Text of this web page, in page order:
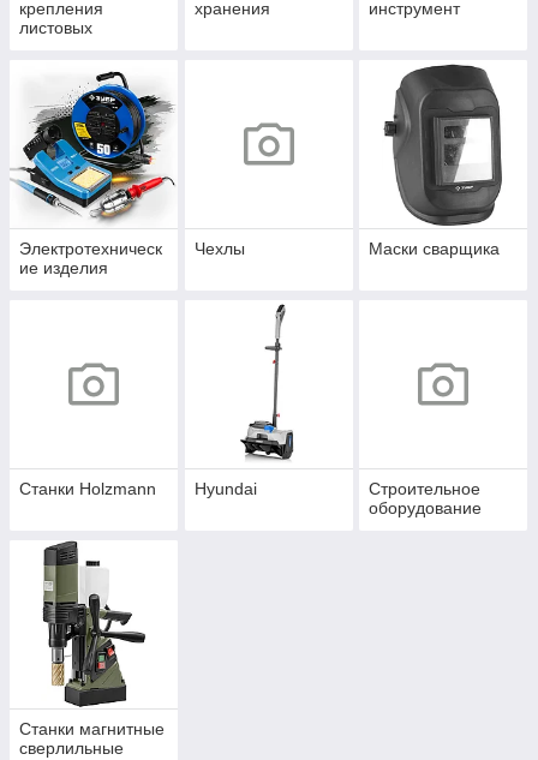
крепления
листовых
хранения
инструмент
Электротехническ
ие изделия
Чехлы Маски сварщика
Станки Holzmann Hyundai
Строительное
оборудование
Станки магнитные
сверлильные